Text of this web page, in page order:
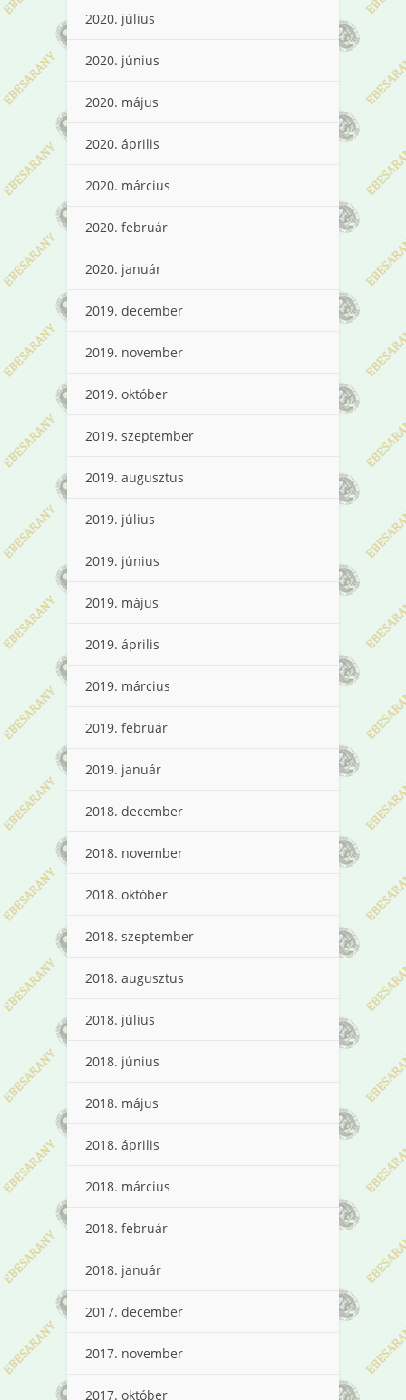
2020. július
2020. június
2020. május
2020. április
2020. március
2020. február
2020. január
2019. december
2019. november
2019. október
2019. szeptember
2019. augusztus
2019. július
2019. június
2019. május
2019. április
2019. március
2019. február
2019. január
2018. december
2018. november
2018. október
2018. szeptember
2018. augusztus
2018. július
2018. június
2018. május
2018. április
2018. március
2018. február
2018. január
2017. december
2017. november
2017. október